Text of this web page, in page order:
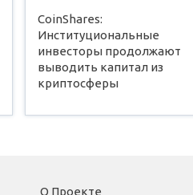
CoinShares:
Институциональные
инвесторы продолжают
выводить капитал из
криптосферы
О Проекте